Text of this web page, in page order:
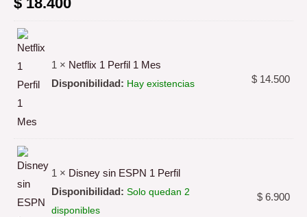
5 en base a
de un
cliente
1 × Netflix 1 Perfil 1 Mes
Disponibilidad: Hay existencias $ 14.500
1 × Disney sin ESPN 1 Perfil
Disponibilidad: Solo quedan 2
disponibles
$ 6.900